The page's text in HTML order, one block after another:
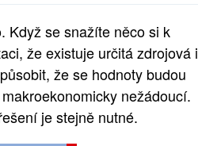
Když se snažíte něco si k
že existuje určitá zdrojová i
že se hodnoty budou
nežádoucí.
je stejně nutné.